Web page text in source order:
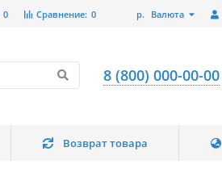
р. Валюта
Сравнение: 0
0
8 (800) 000-00-00
Возврат товара